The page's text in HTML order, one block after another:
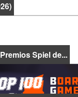
Spiel de...